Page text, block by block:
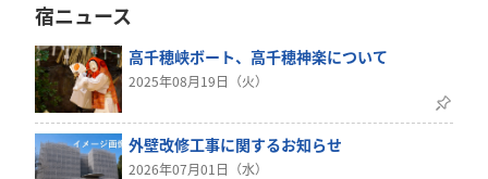
宿ニュース
高千穂峡ボート、高千穂神楽について
2025年08月19日（火）
外壁改修工事に関するお知らせ
2026年07月01日（水）